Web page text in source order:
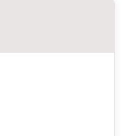
Inter agence